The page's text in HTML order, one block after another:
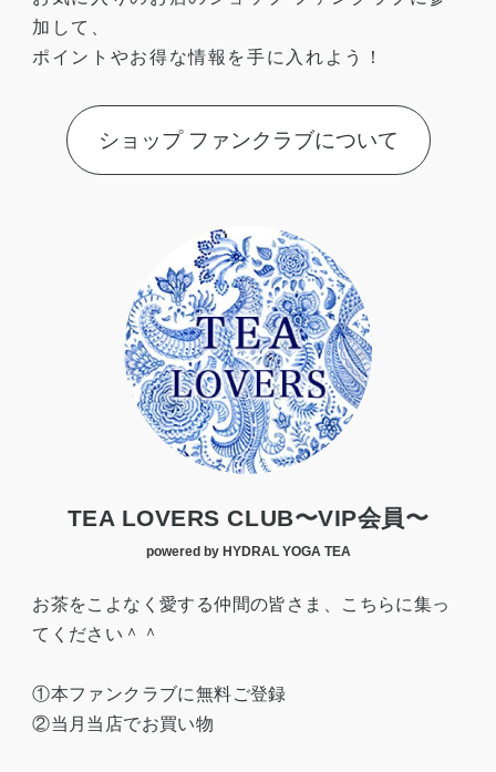
加して、
ポイントやお得な情報を手に入れよう！
ショップ ファンクラブについて
TEA LOVERS CLUB〜VIP会員〜
powered by HYDRAL YOGA TEA
お茶をこよなく愛する仲間の皆さま、こちらに集っ
てください＾＾
①本ファンクラブに無料ご登録
②当月当店でお買い物